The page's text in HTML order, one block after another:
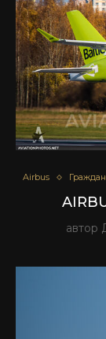
Airbus
автор